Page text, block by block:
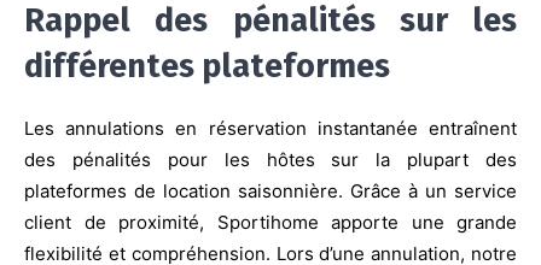
Rappel des pénalités sur les
différentes plateformes
Les annulations en réservation instantanée entraînent
des pénalités pour les hôtes sur la plupart des
plateformes de location saisonnière. Grâce à un service
client de proximité, Sportihome apporte une grande
flexibilité et compréhension. Lors d’une annulation, notre